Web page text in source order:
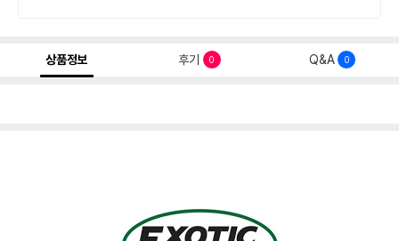
상품정보 후기 0 Q&A 0